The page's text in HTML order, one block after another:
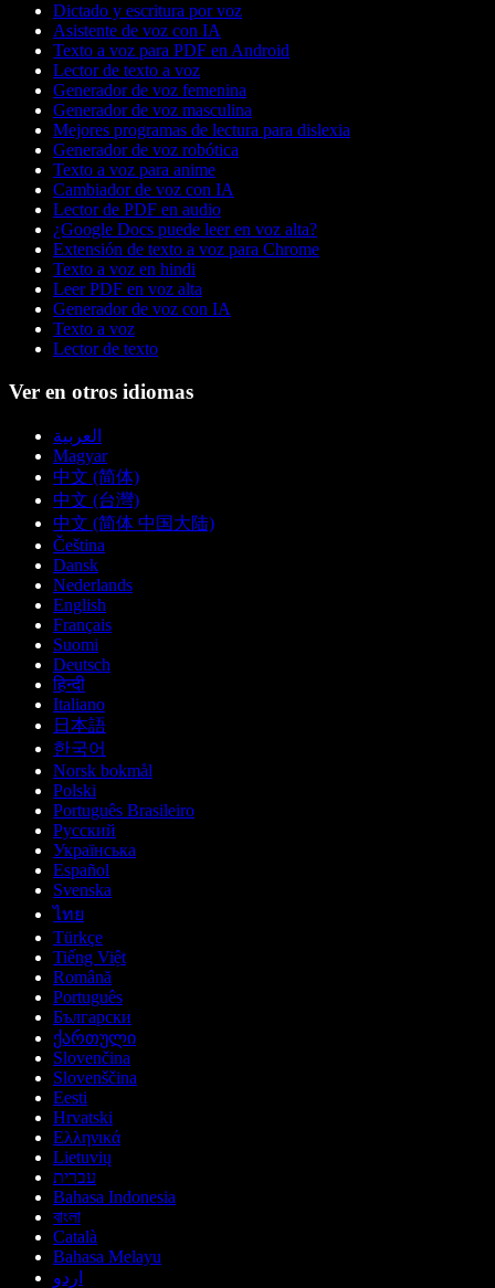
Dictado y escritura por voz
Asistente de voz con IA
Texto a voz para PDF en Android
Lector de texto a voz
Generador de voz femenina
Generador de voz masculina
Mejores programas de lectura para dislexia
Generador de voz robótica
Texto a voz para anime
Cambiador de voz con IA
Lector de PDF en audio
¿Google Docs puede leer en voz alta?
Extensión de texto a voz para Chrome
Texto a voz en hindi
Leer PDF en voz alta
Generador de voz con IA
Texto a voz
Lector de texto
Ver en otros idiomas
العربية
Magyar
中文 (简体)
中文 (台灣)
中文 (简体 中国大陆)
Čeština
Dansk
Nederlands
English
Français
Suomi
Deutsch
हिन्दी
Italiano
日本語
한국어
Norsk bokmål
Polski
Português Brasileiro
Русский
Українська
Español
Svenska
ไทย
Türkçe
Tiếng Việt
Română
Português
Български
ქართული
Slovenčina
Slovenščina
Eesti
Hrvatski
Ελληνικά
Lietuvių
עברית
Bahasa Indonesia
বাংলা
Català
Bahasa Melayu
اردو